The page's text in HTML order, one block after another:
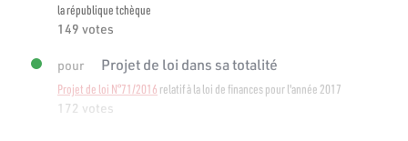
la république tchèque
149 votes
pour Projet de loi dans sa totalité
Projet de loi N°71/2016 relatif à la loi de finances pour l'année 2017
172 votes